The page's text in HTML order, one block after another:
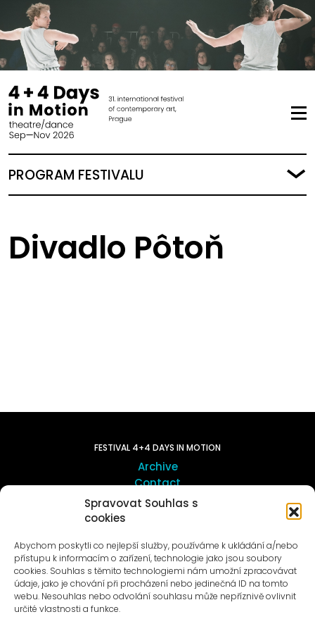
Spravovat Souhlas s
cookies
Abychom poskytli co nejlepší služby, používáme k ukládání a/nebo
přístupu k informacím o zařízení, technologie jako jsou soubory
cookies. Souhlas s těmito technologiemi nám umožní zpracovávat
údaje, jako je chování při procházení nebo jedinečná ID na tomto
webu. Nesouhlas nebo odvolání souhlasu může nepříznivě ovlivnit
určité vlastnosti a funkce.
PROGRAM FESTIVALU
Divadlo Pôtoň
FESTIVAL 4+4 DAYS IN MOTION
Archive
Contact
Art in Motol